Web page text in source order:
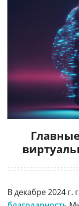
В декабре 2024 г.